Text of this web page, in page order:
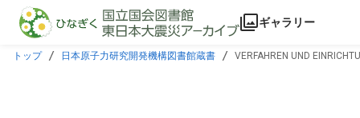
本文に飛ぶ
ギャラリー
トップ 日本原子力研究開発機構図書館蔵書
VERFAHREN UND